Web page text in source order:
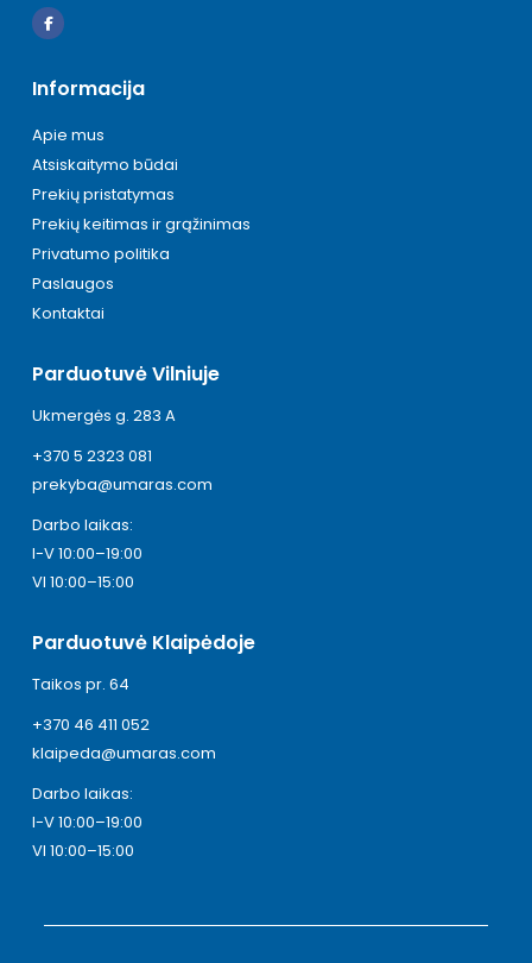
Informacija
Apie mus
Atsiskaitymo būdai
Prekių pristatymas
Prekių keitimas ir grąžinimas
Privatumo politika
Paslaugos
Kontaktai
Parduotuvė Vilniuje
Ukmergės g. 283 A
+370 5 2323 081
prekyba@umaras.com
Darbo laikas:
I-V 10:00–19:00
VI 10:00–15:00
Parduotuvė Klaipėdoje
Taikos pr. 64
+370 46 411 052
klaipeda@umaras.com
Darbo laikas:
I-V 10:00–19:00
VI 10:00–15:00